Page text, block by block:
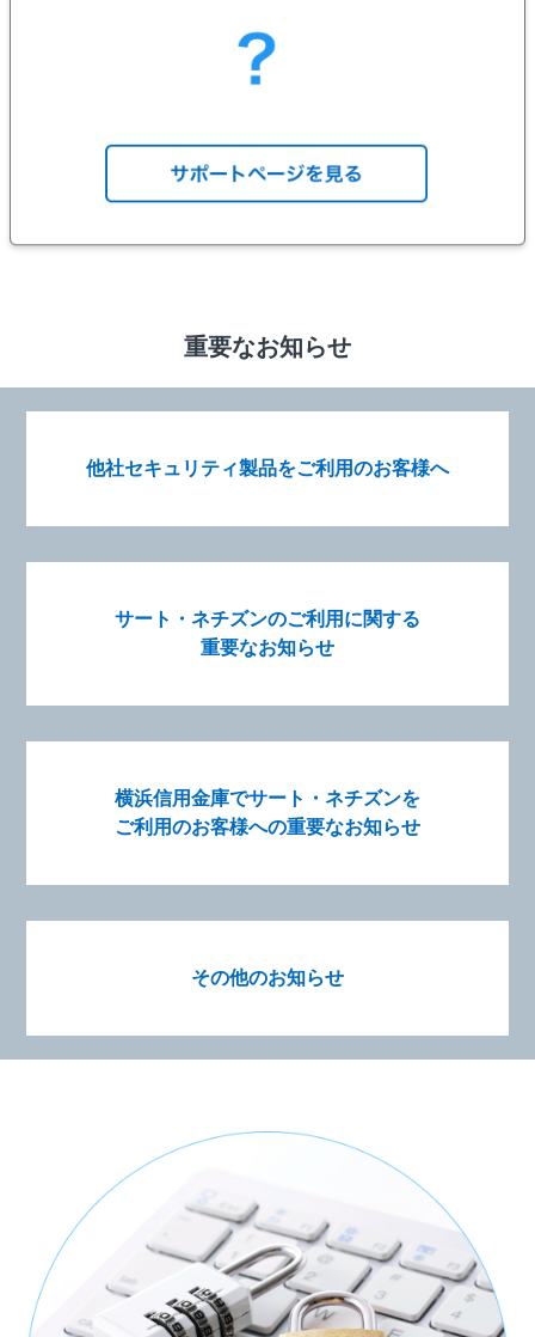
重要なお知らせ
他社セキュリティ製品をご利用のお客様へ
サート・ネチズンのご利用に関する
重要なお知らせ
横浜信用金庫でサート・ネチズンを
ご利用のお客様への重要なお知らせ
その他のお知らせ